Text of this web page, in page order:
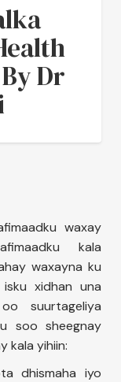
Dr
waxay
kala
waxayna ku
xidhan una
suurtageliya
soo sheegnay
kala yihiin:
dhismaha iyo